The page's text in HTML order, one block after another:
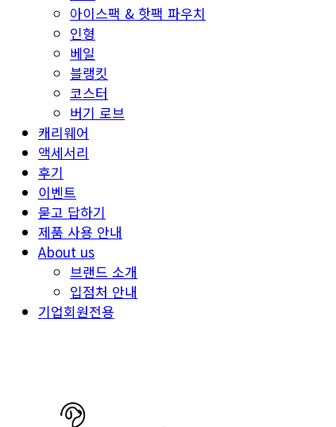
아이스팩 & 핫팩 파우치
인형
베일
블랭킷
코스터
버기 로브
캐리웨어
액세서리
후기
이벤트
묻고 답하기
제품 사용 안내
About us
브랜드 소개
입점처 안내
기업회원전용